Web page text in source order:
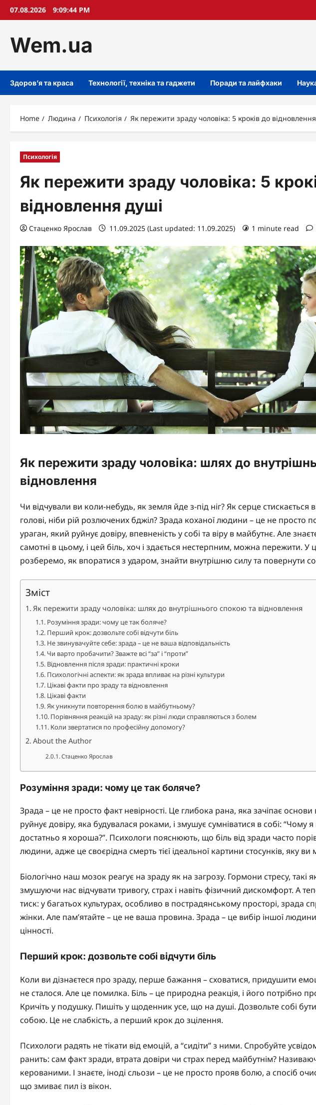
Skip07.08.2026 9:09:45 PM
Wem.ua
Здоров’я та краса Технології, техніка та гаджети Поради та лайфхаки
Home Людина Психологія Як пережити зраду чоловіка: 5 кроків до
Психологія
Як пережити зраду чоловіка: 5
відновлення душі
Стаценко Ярослав 11.09.2025 (Last updated: 11.09.2025) 1 minute read
Як пережити зраду чоловіка: шлях до
відновлення
Чи відчували ви коли-небудь, як земля йде з-під ніг? Як серце
голові, ніби рій розлючених бджіл? Зрада коханої людини – це не просто
ураган, який руйнує довіру, впевненість у собі та віру в майбутнє. Але
самотні в цьому, і цей біль, хоч і здається нестерпним, можна пережити. У
розберемо, як впоратися з ударом, знайти внутрішню силу та повернути
Зміст
Як пережити зраду чоловіка: шлях до внутрішнього спокою та відновлення
Розуміння зради: чому це так боляче?
Перший крок: дозвольте собі відчути біль
Не звинувачуйте себе: зрада – це не ваша відповідальність
Чи варто пробачити? Зважте всі “за” і “проти”
Відновлення після зради: практичні кроки
Психологічні аспекти: як зрада впливає на різні культури
Цікаві факти про зраду та відновлення
Цікаві факти
Як уникнути повторення болю в майбутньому?
Порівняння реакцій на зраду: як різні люди справляються з болем
Коли звертатися по професійну допомогу?
About the Author
Стаценко Ярослав
Розуміння зради: чому це так боляче?
Зрада – це не просто факт невірності. Це глибока рана, яка зачіпає
руйнує довіру, яка будувалася роками, і змушує сумніватися в собі: “Чому
достатньо я хороша?”. Психологи пояснюють, що біль від зради часто
людини, адже це своєрідна смерть тієї ідеальної картини стосунків, яку ви
Біологічно наш мозок реагує на зраду як на загрозу. Гормони стресу, такі
змушуючи нас відчувати тривогу, страх і навіть фізичний дискомфорт. А
тиск: у багатьох культурах, особливо в пострадянському просторі, зрада
жінки. Але пам’ятайте – це не ваша провина. Зрада – це вибір іншої
цінності.
Перший крок: дозвольте собі відчути біль
Коли ви дізнаєтеся про зраду, перше бажання – сховатися, придушити
не сталося. Але це помилка. Біль – це природна реакція, і його потрібно
Кричіть у подушку. Пишіть у щоденник усе, що на душі. Дозвольте собі
собою. Це не слабкість, а перший крок до зцілення.
Психологи радять не тікати від емоцій, а “сидіти” з ними. Спробуйте
ранить: сам факт зради, втрата довіри чи страх перед майбутнім?
керованими. І знаєте, іноді сльози – це не просто прояв болю, а спосіб
що змиває пил із вікон.